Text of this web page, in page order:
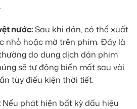
nước:Sau khi dán, có thể xuất
nhỏ hoặc mờ trên phim. Đây là
do dung dịch dán phim
sẽ tự động biến mất sau vài
tùy điều kiện thời tiết.
Nếu phát hiện bất kỳ dấu hiệu